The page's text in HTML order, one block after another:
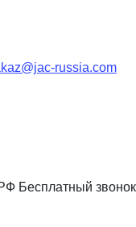
russia.com
Бесплатный звонок